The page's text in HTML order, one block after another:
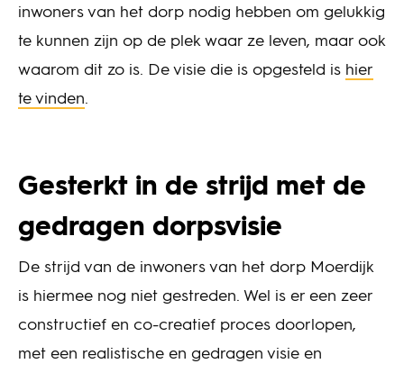
inwoners van het dorp nodig hebben om gelukkig
te kunnen zijn op de plek waar ze leven, maar ook
waarom dit zo is. De visie die is opgesteld is hier
te vinden.
Gesterkt in de strijd met de
gedragen dorpsvisie
De strijd van de inwoners van het dorp Moerdijk
is hiermee nog niet gestreden. Wel is er een zeer
constructief en co-creatief proces doorlopen,
met een realistische en gedragen visie en